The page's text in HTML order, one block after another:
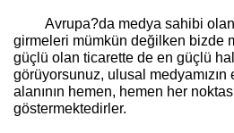
Avrupa?da medya sahibi
girmeleri mümkün değilken bizde
güçlü olan ticarette de en güçlü
görüyorsunuz, ulusal
alanının hemen, hemen her
göstermektedirler.